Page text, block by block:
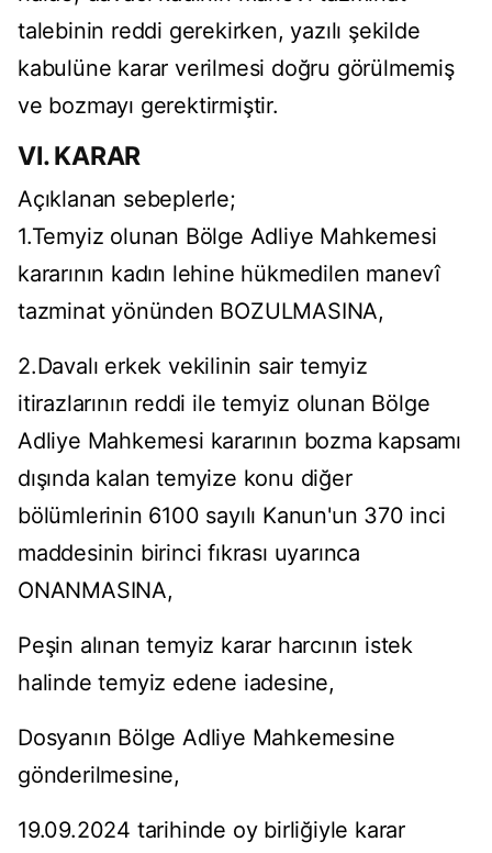
talebinin reddi gerekirken, yazılı şekilde
kabulüne karar verilmesi doğru görülmemiş
ve bozmayı gerektirmiştir.
VI. KARAR
Açıklanan sebeplerle;
1.Temyiz olunan Bölge Adliye Mahkemesi
kararının kadın lehine hükmedilen manevî
tazminat yönünden BOZULMASINA,
2.Davalı erkek vekilinin sair temyiz
itirazlarının reddi ile temyiz olunan Bölge
Adliye Mahkemesi kararının bozma kapsamı
dışında kalan temyize konu diğer
bölümlerinin 6100 sayılı Kanun'un 370 inci
maddesinin birinci fıkrası uyarınca
ONANMASINA,
Peşin alınan temyiz karar harcının istek
halinde temyiz edene iadesine,
Dosyanın Bölge Adliye Mahkemesine
gönderilmesine,
19.09.2024 tarihinde oy birliğiyle karar